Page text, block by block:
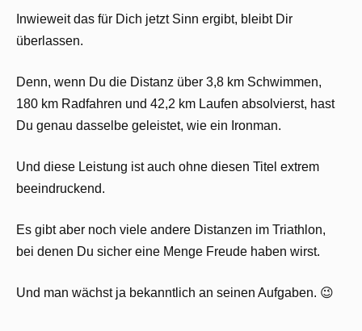
Inwieweit das für Dich jetzt Sinn ergibt, bleibt Dir
überlassen.
Denn, wenn Du die Distanz über 3,8 km Schwimmen,
180 km Radfahren und 42,2 km Laufen absolvierst, hast
Du genau dasselbe geleistet, wie ein Ironman.
Und diese Leistung ist auch ohne diesen Titel extrem
beeindruckend.
Es gibt aber noch viele andere Distanzen im Triathlon,
bei denen Du sicher eine Menge Freude haben wirst.
Und man wächst ja bekanntlich an seinen Aufgaben. 😉